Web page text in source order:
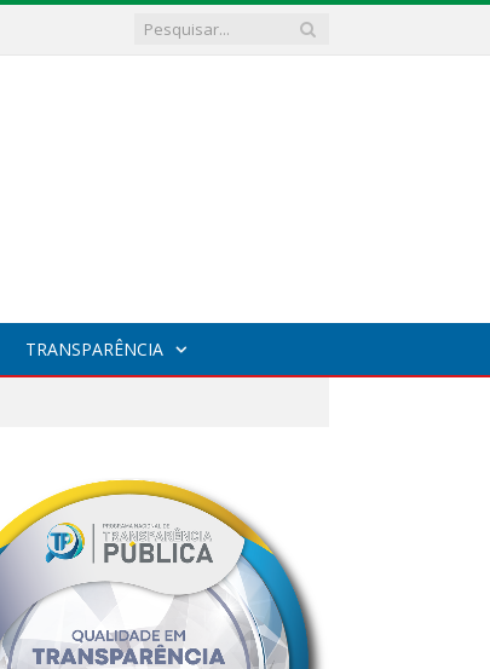
TRANSPARÊNCIA